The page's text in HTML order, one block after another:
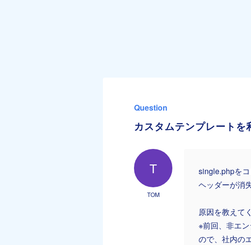
Question
カスタムテンプレート
T
TOM
single.phpを
ヘッダーが消
原因を教えて
※前回、非エ
ので、社内の